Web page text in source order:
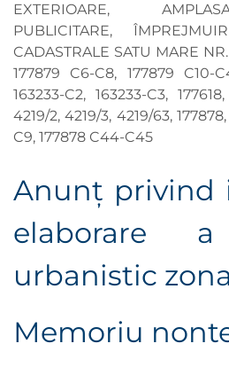
EXTERIOARE,
PUBLICITARE,
CADASTRALE SATU MARE
177879 C6-C8, 177879 C10-
163233-C2, 163233-C3,
4219/2, 4219/3, 4219/63,
C9, 177878 C44-C45
Anunţ privind
elaborare
urbanistic
Memoriu